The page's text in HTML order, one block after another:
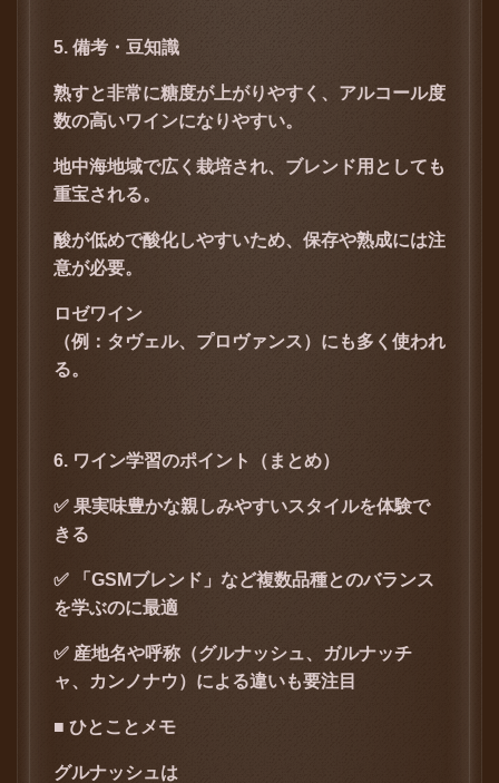
5. 備考・豆知識
熟すと非常に糖度が上がりやすく、アルコール度
数の高いワインになりやすい。
地中海地域で広く栽培され、ブレンド用としても
重宝される。
酸が低めで酸化しやすいため、保存や熟成には注
意が必要。
ロゼワイン
（例：タヴェル、プロヴァンス）にも多く使われ
る。
6. ワイン学習のポイント（まとめ）
✅ 果実味豊かな親しみやすいスタイルを体験で
きる
✅ 「GSMブレンド」など複数品種とのバランス
を学ぶのに最適
✅ 産地名や呼称（グルナッシュ、ガルナッチ
ャ、カンノナウ）による違いも要注目
■ ひとことメモ
グルナッシュは